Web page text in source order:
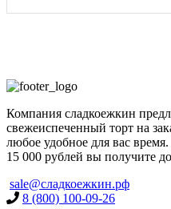
Компания сладкоежкин
свежеиспеченный торт на
любое удобное для вас
15 000 рублей вы получите
sale@сладкоежкин.рф
8 (800) 100-09-26